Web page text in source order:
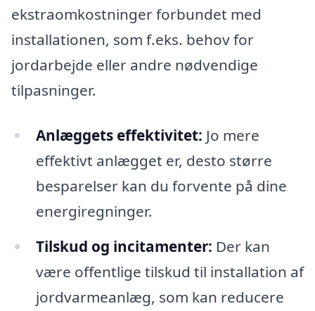
ekstraomkostninger forbundet med
installationen, som f.eks. behov for
jordarbejde eller andre nødvendige
tilpasninger.
Anlæggets effektivitet: Jo mere
effektivt anlægget er, desto større
besparelser kan du forvente på dine
energiregninger.
Tilskud og incitamenter: Der kan
være offentlige tilskud til installation af
jordvarmeanlæg, som kan reducere